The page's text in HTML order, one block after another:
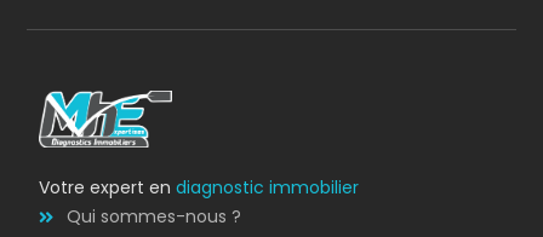
Votre expert endiagnostic immobilier
Qui sommes-nous ?